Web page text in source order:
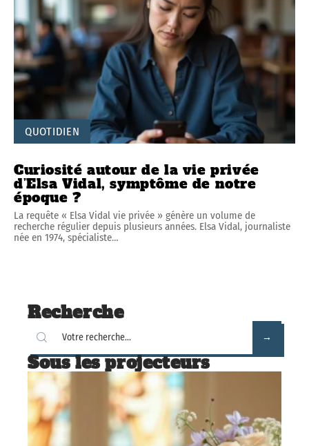
QUOTIDIEN
Curiosité autour de la vie privée
d’Elsa Vidal, symptôme de notre
époque ?
La requête « Elsa Vidal vie privée » génère un volume de
recherche régulier depuis plusieurs années. Elsa Vidal, journaliste
née en 1974, spécialiste…
Recherche
Sous les projecteurs